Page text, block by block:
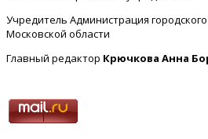
Учредитель Администрация
Московской области
Главный редактор Крючкова Анна